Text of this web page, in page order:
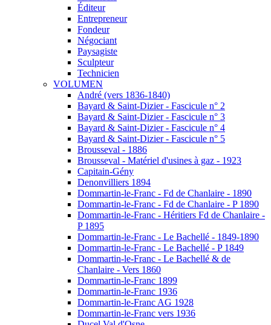
Éditeur
Entrepreneur
Fondeur
Négociant
Paysagiste
Sculpteur
Technicien
VOLUMEN
André (vers 1836-1840)
Bayard & Saint-Dizier - Fascicule n° 2
Bayard & Saint-Dizier - Fascicule n° 3
Bayard & Saint-Dizier - Fascicule n° 4
Bayard & Saint-Dizier - Fascicule n° 5
Brousseval - 1886
Brousseval - Matériel d'usines à gaz - 1923
Capitain-Gény
Denonvilliers 1894
Dommartin-le-Franc - Fd de Chanlaire - 1890
Dommartin-le-Franc - Fd de Chanlaire - P 1890
Dommartin-le-Franc - Héritiers Fd de Chanlaire -
P 1895
Dommartin-le-Franc - Le Bachellé - 1849-1890
Dommartin-le-Franc - Le Bachellé - P 1849
Dommartin-le-Franc - Le Bachellé & de
Chanlaire - Vers 1860
Dommartin-le-Franc 1899
Dommartin-le-Franc 1936
Dommartin-le-Franc AG 1928
Dommartin-le-Franc vers 1936